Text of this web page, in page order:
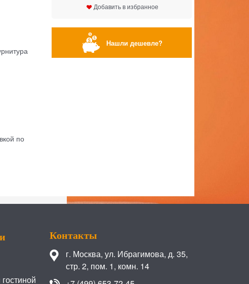
по
Добавить в избранное
Нашли дешевле?
Контакты
г. Москва,ул. Ибрагимова, д. 35,
стр. 2, пом. 1, комн. 14